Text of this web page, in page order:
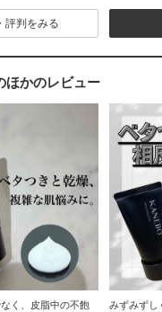
評判をみる
ほかのレビュー
く、皮脂中の不飽
みずみずし